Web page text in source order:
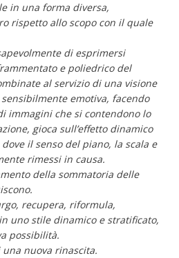
in una forma diversa,
rispetto allo scopo con il quale
di esprimersi
e poliedrico del
al servizio di una visione
emotiva, facendo
immagini che si contendono lo
gioca sull’effetto dinamico
il senso del piano, la scala e
rimessi in causa.
della sommatoria delle
recupera, riformula,
uno stile dinamico e stratificato,
possibilità.
nuova rinascita.